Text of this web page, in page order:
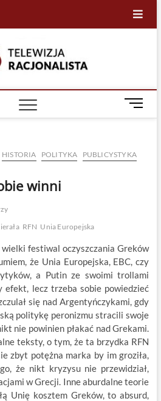
M
e
B
HISTORIA POLITYKA
PUBLICYSTYKA
winni
RFN Unia Europejska
festiwal oczyszczania Greków
że Unia Europejska, EBC, czy
a Putin ze swoimi trollami
efekt, lecz trzeba sobie powiedzieć
się nad Argentyńczykami, gdy
politykę peronizmu stracili swoje
nie powinien płakać nad Grekami.
teksty, o tym, że ta brzydka RFN
zbyt potężna marka by im groziła,
że nikt kryzysu nie przewidział,
w Grecji. Inne aburdalne teorie
Unię kosztem Greków, to absurd,